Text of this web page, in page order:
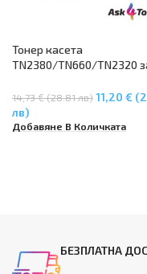
Тонер касета
TN2380/TN660/TN2320
2520DW, DCP-L 2540DN,
L2560DW, MFC-L 2700DW,
L 2740DW, HL-L 2300D, HL-L
14,73 € (28.81 лв)11,20 €
лв)
Добавяне В Количката
БЕЗПЛАТНА